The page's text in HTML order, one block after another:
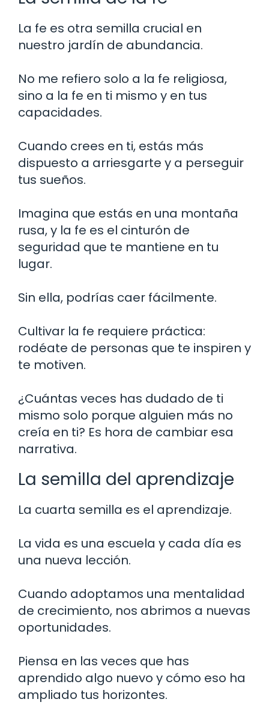
La fe es otra semilla crucial en
nuestro jardín de abundancia.
No me refiero solo a la fe religiosa,
sino a la fe en ti mismo y en tus
capacidades.
Cuando crees en ti, estás más
dispuesto a arriesgarte y a perseguir
tus sueños.
Imagina que estás en una montaña
rusa, y la fe es el cinturón de
seguridad que te mantiene en tu
lugar.
Sin ella, podrías caer fácilmente.
Cultivar la fe requiere práctica:
rodéate de personas que te inspiren y
te motiven.
¿Cuántas veces has dudado de ti
mismo solo porque alguien más no
creía en ti? Es hora de cambiar esa
narrativa.
La semilla del aprendizaje
La cuarta semilla es el aprendizaje.
La vida es una escuela y cada día es
una nueva lección.
Cuando adoptamos una mentalidad
de crecimiento, nos abrimos a nuevas
oportunidades.
Piensa en las veces que has
aprendido algo nuevo y cómo eso ha
ampliado tus horizontes.